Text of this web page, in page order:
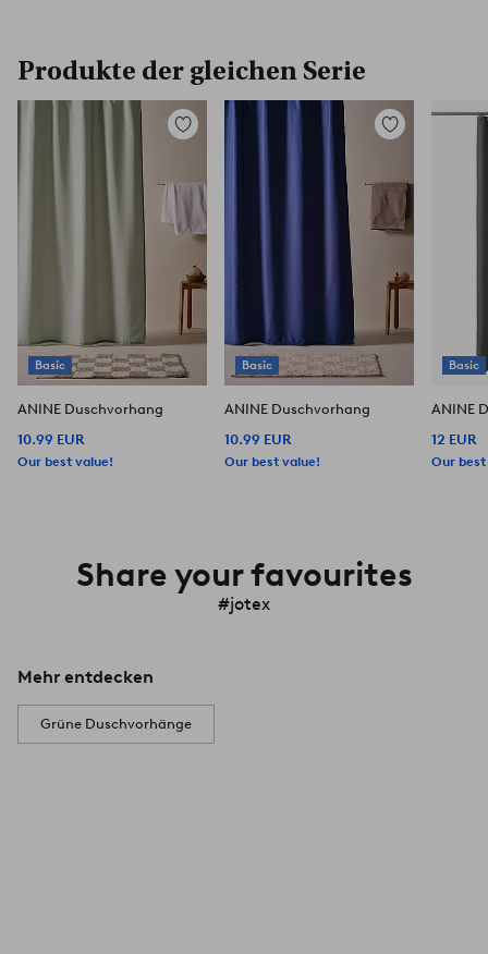
Produkte der gleichen Serie
Basic
Zu
ANINE Duschvorhang
10.99 EUR
Our best value!
Basic
Zu
ANINE Duschvorhang
10.99 EUR
Our best value!
Basic
ANINE
12 EUR
Our
Share your favourites
#jotex
Mehr entdecken
Grüne Duschvorhänge